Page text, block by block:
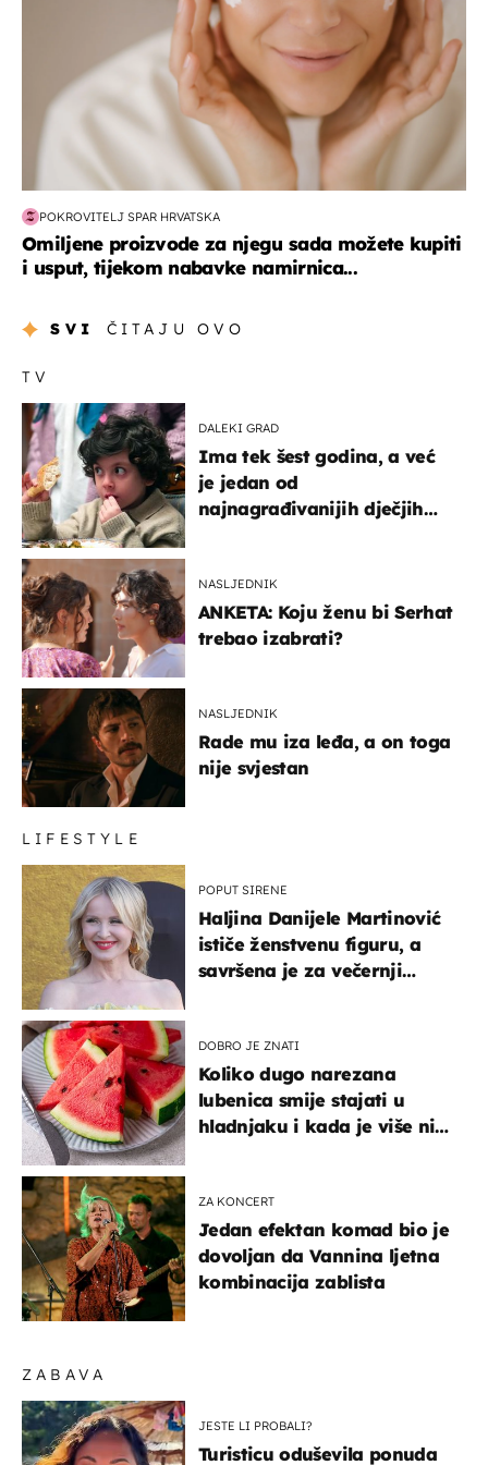
POKROVITELJ SPAR HRVATSKA
Omiljene proizvode za njegu sada možete kupiti
i usput, tijekom nabavke namirnica...
SVI ČITAJU OVO
ZABAVA
JESTE LI PROBALI?
Turisticu oduševila ponuda
TV
DALEKI GRAD
Ima tek šest godina, a već
je jedan od
najnagrađivanijih dječjih
NASLJEDNIK
ANKETA: Koju ženu bi Serhat
trebao izabrati?
NASLJEDNIK
Rade mu iza leđa, a on toga
nije svjestan
LIFESTYLE
POPUT SIRENE
Haljina Danijele Martinović
ističe ženstvenu figuru, a
savršena je za večernji
DOBRO JE ZNATI
Koliko dugo narezana
lubenica smije stajati u
hladnjaku i kada je više nije
ZA KONCERT
Jedan efektan komad bio je
dovoljan da Vannina ljetna
kombinacija zablista